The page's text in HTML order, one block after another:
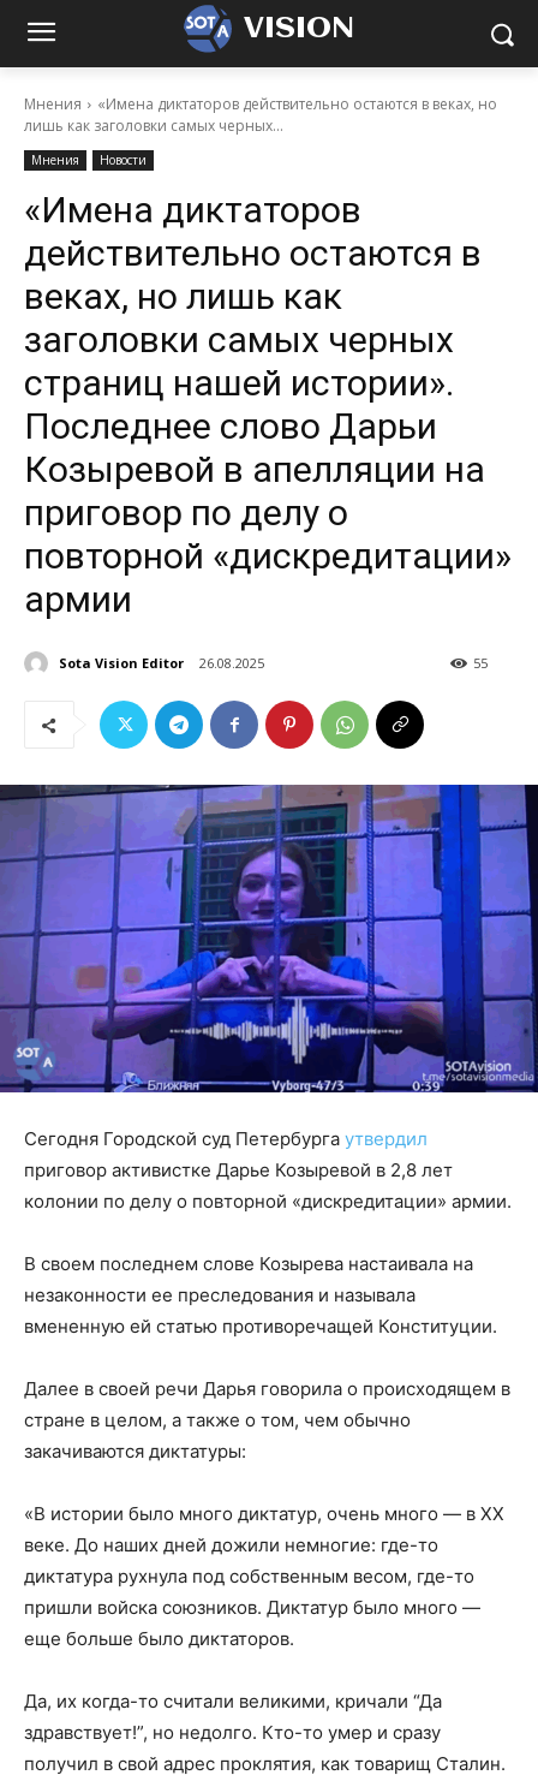
VISION
Мнения
«Имена диктаторов действительно остаются в веках, но
лишь как заголовки самых черных...
Мнения Новости
«Имена диктаторов
действительно остаются в
веках, но лишь как
заголовки самых черных
страниц нашей истории».
Последнее слово Дарьи
Козыревой в апелляции на
приговор по делу о
повторной «дискредитации»
армии
Sota Vision Editor 26.08.2025 55
Сегодня Городской суд Петербурга утвердил
приговор активистке Дарье Козыревой в 2,8 лет
колонии по делу о повторной «дискредитации» армии.
В своем последнем слове Козырева настаивала на
незаконности ее преследования и называла
вмененную ей статью противоречащей Конституции.
Далее в своей речи Дарья говорила о происходящем в
стране в целом, а также о том, чем обычно
закачиваются диктатуры:
«В истории было много диктатур, очень много — в XX
веке. До наших дней дожили немногие: где-то
диктатура рухнула под собственным весом, где-то
пришли войска союзников. Диктатур было много —
еще больше было диктаторов.
Да, их когда-то считали великими, кричали “Да
здравствует!”, но недолго. Кто-то умер и сразу
получил в свой адрес проклятия, как товарищ Сталин.